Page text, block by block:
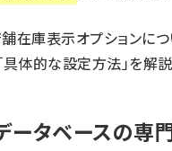
在庫表示オプションにつ
具体的な設定方法」を解説
ータベースの専